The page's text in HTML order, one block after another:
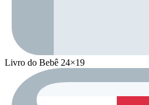
Livro do Bebê 24×19